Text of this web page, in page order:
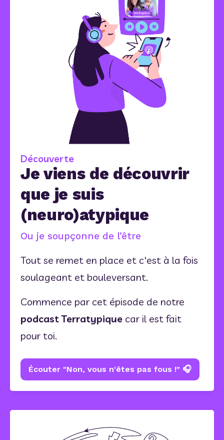
Découverte
Je viens de découvrir
que je suis
(neuro)atypique
Ou je soupçonne de l’être
Tout se remet en place et c'est à la fois
soulageant et bouleversant.
podcast Terratypique car il est fait
pour toi.
Écouter "Non, vous n'êtes pas fous !" 🎧